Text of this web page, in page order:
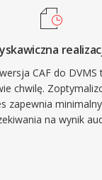
CAF do DVMS
chwilę.
zapewnia
na wynik